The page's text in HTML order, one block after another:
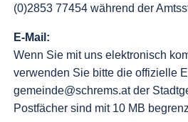
(0)2853 77454 während der
E-Mail:
Wenn Sie mit uns elektronisch
verwenden Sie bitte die offizielle
gemeinde@schrems.at der
Postfächer sind mit 10 MB